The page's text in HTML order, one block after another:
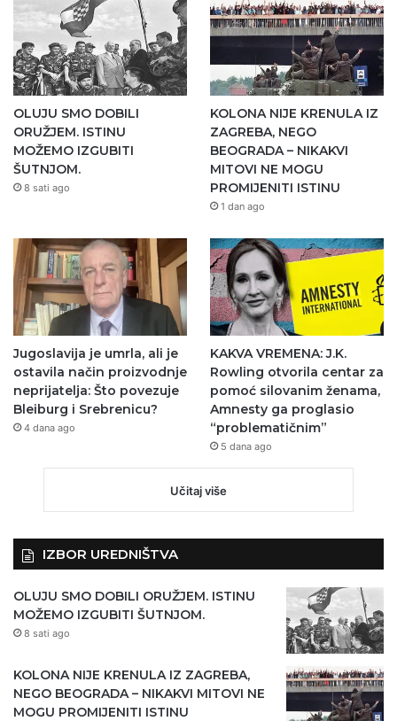
OLUJU SMO DOBILI
ORUŽJEM. ISTINU
MOŽEMO IZGUBITI
ŠUTNJOM.
8 sati ago
KOLONA NIJE KRENULA IZ
ZAGREBA, NEGO
BEOGRADA – NIKAKVI
MITOVI NE MOGU
PROMIJENITI ISTINU
1 dan ago
Jugoslavija je umrla, ali je
ostavila način proizvodnje
neprijatelja: Što povezuje
Bleiburg i Srebrenicu?
4 dana ago
KAKVA VREMENA: J.K.
Rowling otvorila centar za
pomoć silovanim ženama,
Amnesty ga proglasio
“problematičnim”
5 dana ago
Učitaj više
IZBOR UREDNIŠTVA
OLUJU SMO DOBILI ORUŽJEM. ISTINU
MOŽEMO IZGUBITI ŠUTNJOM.
8 sati ago
KOLONA NIJE KRENULA IZ ZAGREBA,
NEGO BEOGRADA – NIKAKVI MITOVI NE
MOGU PROMIJENITI ISTINU